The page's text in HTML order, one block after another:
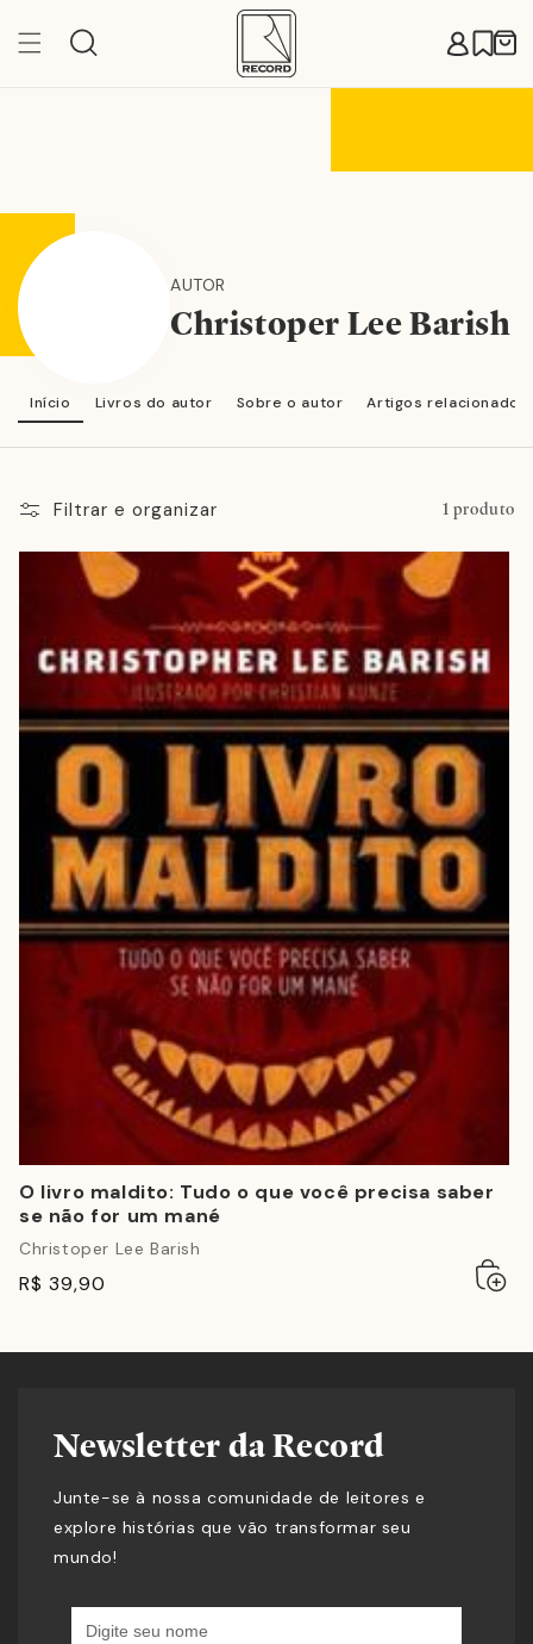
para o
conteúdo
AUTOR
Christoper Lee Barish
Início Livros do autor Sobre o autor Artigos relacionados
Filtrar e organizar 1 produto
O livro maldito: Tudo o que você precisa saber
se não for um mané
Christoper Lee Barish
R$ 39,90
ao
Newsletter da Record
Junte-se à nossa comunidade de leitores e
explore histórias que vão transformar seu
mundo!